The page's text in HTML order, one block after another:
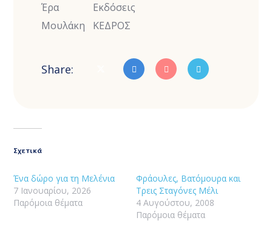
Έρα
Μουλάκη
Εκδόσεις
ΚΕΔΡΟΣ
Share:
Σχετικά
Ένα δώρο για τη Μελένια
7 Ιανουαρίου, 2026
Παρόμοια θέματα
Φράουλες, Βατόμουρα και
Τρεις Σταγόνες Μέλι
4 Αυγούστου, 2008
Παρόμοια θέματα